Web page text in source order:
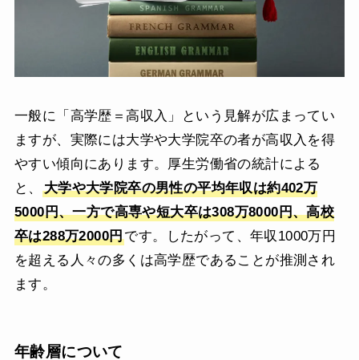
一般に「高学歴＝高収入」という見解が広まってい
ますが、実際には大学や大学院卒の者が高収入を得
やすい傾向にあります。厚生労働省の統計による
と、
大学や大学院卒の男性の平均年収は約402万
5000円、一方で高専や短大卒は308万8000円、高校
卒は288万2000円です。したがって、年収1000万円
を超える人々の多くは高学歴であることが推測され
ます。
年齢層について